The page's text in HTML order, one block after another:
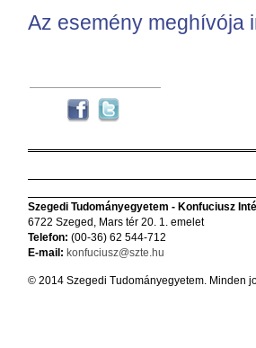
Az esemény meghívója
Szegedi Tudományegyetem - Konfuciusz
6722 Szeged, Mars tér 20. 1. emelet
Telefon: (00-36) 62 544-712
E-mail: konfuciusz@szte.hu
© 2014 Szegedi Tudományegyetem. Minden